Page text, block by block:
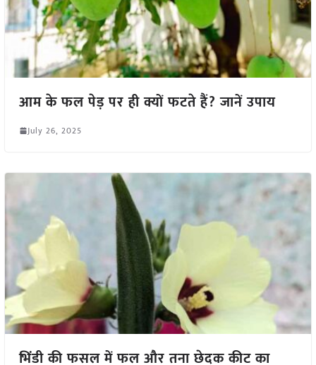
आम के फल पेड़ पर ही क्यों फटते हैं? जानें उपाय
July 26, 2025
भिंडी की फसल में फल और तना छेदक कीट का